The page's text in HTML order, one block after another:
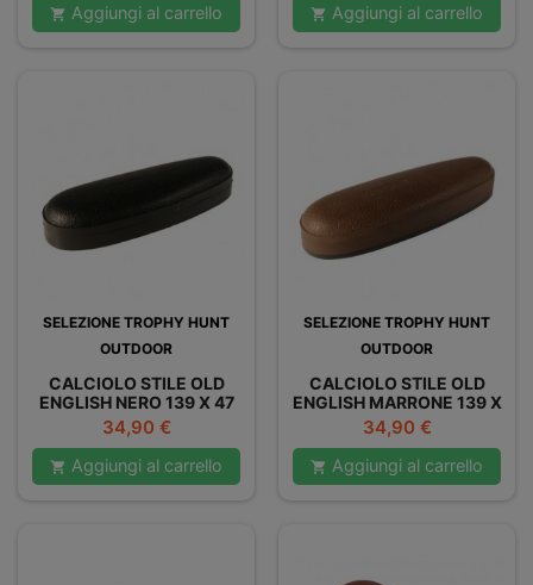
 Aggiungi al carrello  Aggiungi al carrello
SELEZIONE TROPHY HUNT
OUTDOOR
CALCIOLO STILE OLD
ENGLISH NERO 139 X 47
MM - H. 27 MM SUPER
ELASTICO
Prezzo
34,90 €
 Aggiungi al carrello
SELEZIONE TROPHY HUNT
OUTDOOR
CALCIOLO STILE OLD
ENGLISH MARRONE 139 X
47 MM - H. 27 MM SUPER
ELASTICO
Prezzo
34,90 €
 Aggiungi al carrello